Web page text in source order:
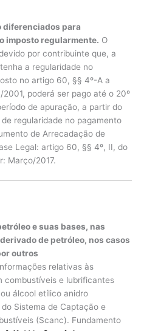
diferenciados para
imposto regularmente. O
por contribuinte que, a
a regularidade no
no artigo 60, §§ 4º-A a
2001, poderá ser pago até o 20º
de apuração, a partir do
regularidade no pagamento
de Arrecadação de
Legal: artigo 60, §§ 4º, II, do
Março/2017.
e suas bases, nas
de petróleo, nos casos
outros
relativas às
combustíveis e lubrificantes
álcool etílico anidro
Sistema de Captação e
(Scanc). Fundamento